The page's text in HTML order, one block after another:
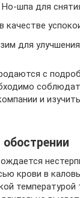
Но-шпа для
качестве
для
с
и
крови в
температурой